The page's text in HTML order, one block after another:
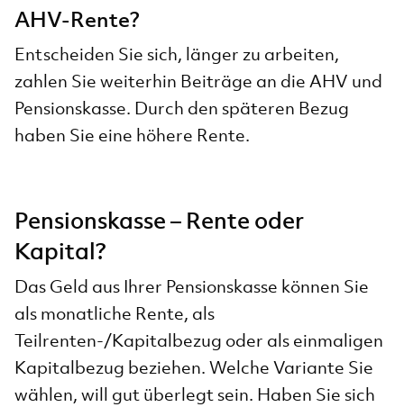
AHV-Rente?
Entscheiden Sie sich, länger zu arbeiten,
zahlen Sie weiterhin Beiträge an die AHV und
Pensionskasse. Durch den späteren Bezug
haben Sie eine höhere Rente.
Pensionskasse – Rente oder
Kapital?
Das Geld aus Ihrer Pensionskasse können Sie
als monatliche Rente, als
Teilrenten-/Kapitalbezug oder als einmaligen
Kapitalbezug beziehen. Welche Variante Sie
wählen, will gut überlegt sein. Haben Sie sich